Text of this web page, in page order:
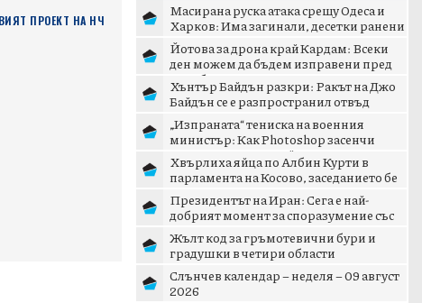
ПРОЕКТ НА НЧ
Масирана руска атака срещу Одеса и
Харков: Има загинали, десетки ранени
и сериозни разруше...
Йотова за дрона край Кардам: Всеки
ден можем да бъдем изправени пред
подобни инциденти
Хънтър Байдън разкри: Ракът на Джо
Байдън се е разпространил отвъд
костите
„Изпраната“ тениска на военния
министър: Как Photoshop засенчи
кризата с дрона край Кардам
Хвърлиха яйца по Албин Курти в
парламента на Косово, заседанието бе
прекъснато
Президентът на Иран: Сега е най-
добрият момент за споразумение със
САЩ
Жълт код за гръмотевични бури и
градушки в четири области
Слънчев календар – неделя – 09 август
2026